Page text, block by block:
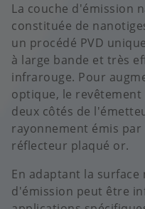
La couche d'émission
constituée de
un procédé PVD
à large bande et très
infrarouge. Pour
optique, le
deux côtés de
rayonnement émis
réflecteur plaqué or.
En adaptant la
d'émission peut être